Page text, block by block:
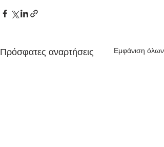
Πρόσφατες αναρτήσεις Εμφάνιση όλων